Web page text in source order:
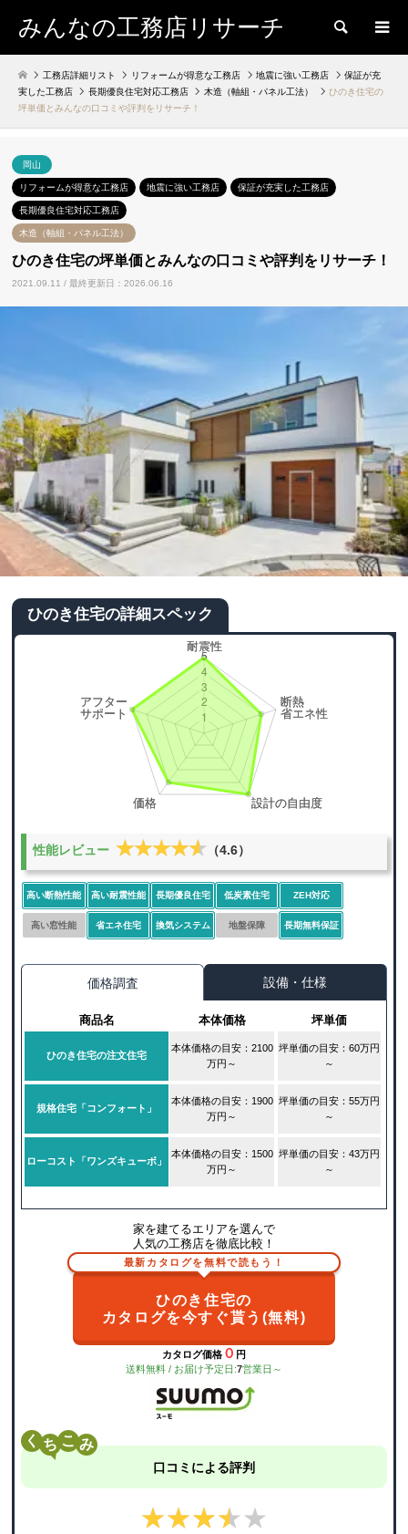
みんなの工務店リサーチ 検索
工務店詳細リスト リフォームが得意な工務店 地震に強い工務店
保証が充
実した工務店
長期優良住宅対応工務店 木造（軸組・パネル工法）
ひのき住宅の
坪単価とみんなの口コミや評判をリサーチ！
岡山
リフォームが得意な工務店 地震に強い工務店 保証が充実した工務店
長期優良住宅対応工務店
木造（軸組・パネル工法）
ひのき住宅の坪単価とみんなの口コミや評判をリサーチ！
2021.09.11 / 最終更新日：2026.06.16
ひのき住宅の詳細スペック
性能レビュー ★★★★★
★★★★★ （4.6）
高い断熱性能 高い耐震性能 長期優良住宅 低炭素住宅 ZEH対応
高い窓性能 省エネ住宅 換気システム 地盤保障 長期無料保証
価格調査 設備・仕様
商品名 本体価格 坪単価
ひのき住宅の注文住宅
本体価格の目安：2100
万円～
坪単価の目安：60万円
～
規格住宅「コンフォート」
本体価格の目安：1900
万円～
坪単価の目安：55万円
～
ローコスト「ワンズキューボ」
本体価格の目安：1500
万円～
坪単価の目安：43万円
～
家を建てるエリアを選んで
人気の工務店を徹底比較！
最新カタログを無料で読もう！
ひのき住宅の
カタログを今すぐ貰う(無料)
カタログ価格 ０ 円
送料無料 / お届け予定日:7営業日～
く こ
口コミによる評判
★★★★★
★★★★★